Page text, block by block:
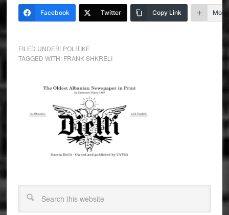
Facebook Twitter Copy Link More
FILED UNDER: POLITIKE
TAGGED WITH: FRANK SHKRELI